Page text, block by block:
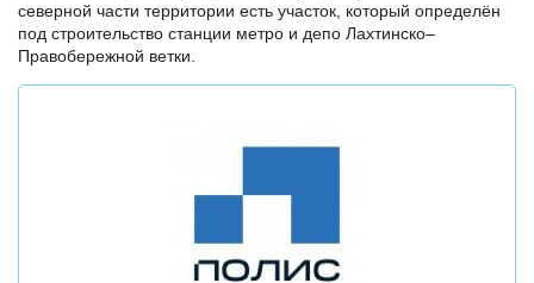
северной части территории есть участок, который определён
под строительство станции метро и депо Лахтинско–
Правобережной ветки.